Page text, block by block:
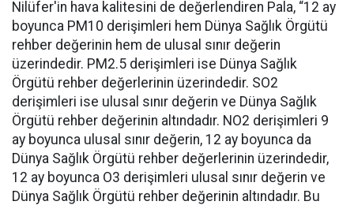
Nilüfer'in hava kalitesini de değerlendiren Pala, “12 ay
boyunca PM10 derişimleri hem Dünya Sağlık Örgütü
rehber değerinin hem de ulusal sınır değerin
üzerindedir. PM2.5 derişimleri ise Dünya Sağlık
Örgütü rehber değerlerinin üzerindedir. SO2
derişimleri ise ulusal sınır değerin ve Dünya Sağlık
Örgütü rehber değerinin altındadır. NO2 derişimleri 9
ay boyunca ulusal sınır değerin, 12 ay boyunca da
Dünya Sağlık Örgütü rehber değerlerinin üzerindedir,
12 ay boyunca O3 derişimleri ulusal sınır değerin ve
Dünya Sağlık Örgütü rehber değerinin altındadır. Bu